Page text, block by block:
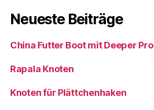
Neueste Beiträge
China Futter Boot mit Deeper Pro
Rapala Knoten
Knoten für Plättchenhaken